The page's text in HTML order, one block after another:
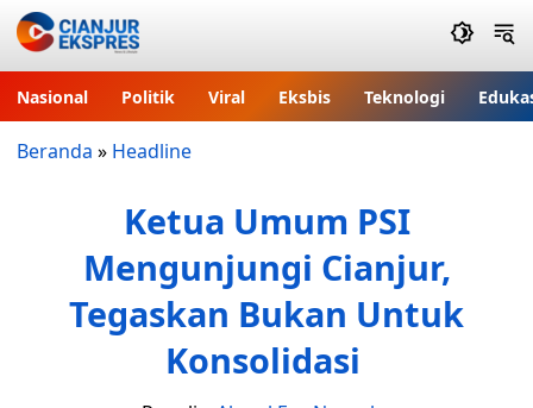
Nasional Politik Viral Eksbis Teknologi
Beranda » Headline
Ketua Umum PSI
Mengunjungi Cianjur,
Tegaskan Bukan Untuk
Konsolidasi